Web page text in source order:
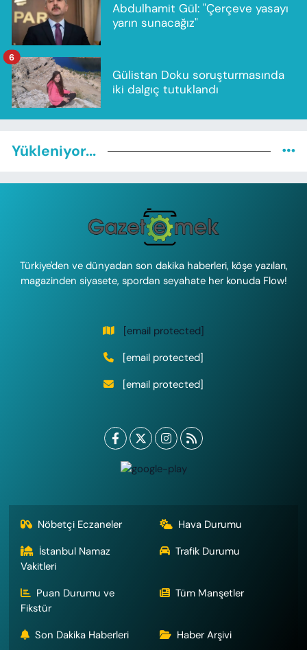
Abdulhamit Gül: "Çerçeve yasayı
yarın sunacağız"
Gülistan Doku soruşturmasında
iki dalgıç tutuklandı
6
Yükleniyor...
Türkiye'den ve dünyadan son dakika haberleri, köşe yazıları,
magazinden siyasete, spordan seyahate her konuda Flow!
[email protected]
[email protected]
[email protected]
Nöbetçi Eczaneler
Hava Durumu
İstanbul Namaz
Vakitleri
Trafik Durumu
Puan Durumu ve
Fikstür
Tüm Manşetler
Son Dakika Haberleri Haber Arşivi